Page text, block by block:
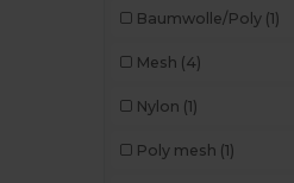
Baumwolle/Poly (1)
Mesh (4)
Nylon (1)
Poly mesh (1)